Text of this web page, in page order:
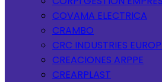
COVAMA ELECTRICA
CRAMBO
CRC INDUSTRIES
CREACIONES ARPPE
CREARPLAST